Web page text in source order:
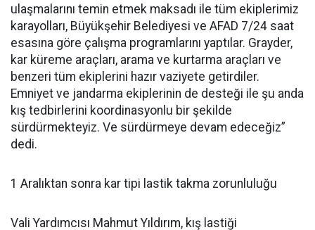
ulaşmalarını temin etmek maksadı ile tüm ekiplerimiz
karayolları, Büyükşehir Belediyesi ve AFAD 7/24 saat
esasına göre çalışma programlarını yaptılar. Grayder,
kar küreme araçları, arama ve kurtarma araçları ve
benzeri tüm ekiplerini hazır vaziyete getirdiler.
Emniyet ve jandarma ekiplerinin de desteği ile şu anda
kış tedbirlerini koordinasyonlu bir şekilde
sürdürmekteyiz. Ve sürdürmeye devam edeceğiz”
dedi.
1 Aralıktan sonra kar tipi lastik takma zorunluluğu
Vali Yardımcısı Mahmut Yıldırım, kış lastiği